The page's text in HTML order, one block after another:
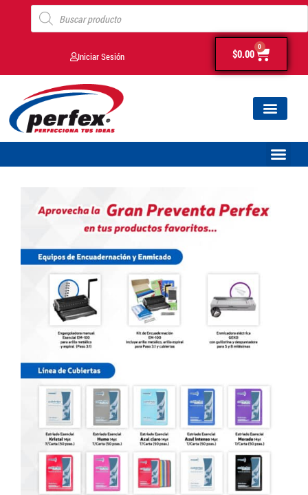
Iniciar Sesión $0.00
0